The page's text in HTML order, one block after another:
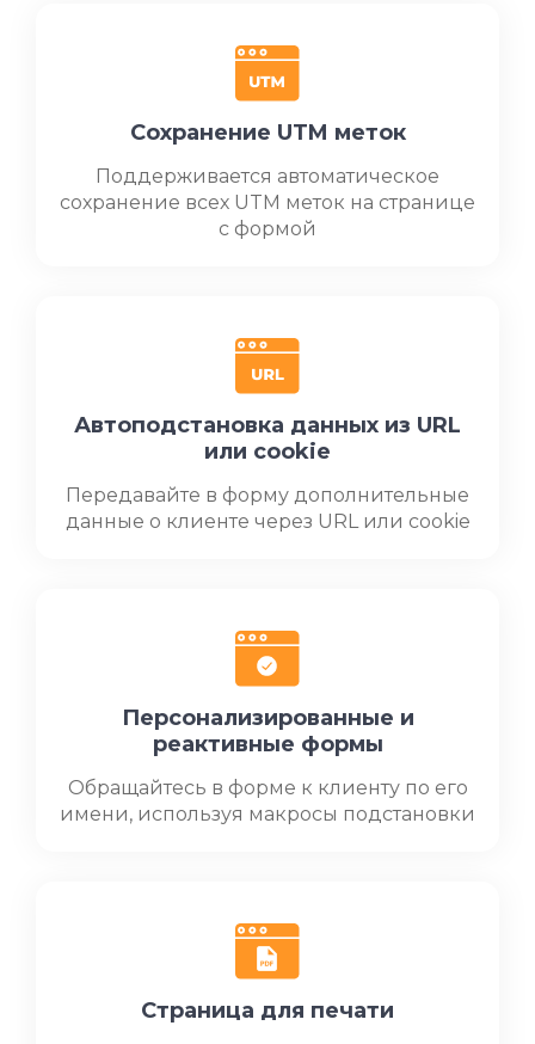
Сохранение UTM меток
Поддерживается автоматическое
сохранение всех UTM меток на странице
с формой
Автоподстановка данных из URL
или cookie
Передавайте в форму дополнительные
данные о клиенте через URL или cookie
Персонализированные и
реактивные формы
Обращайтесь в форме к клиенту по его
имени, используя макросы подстановки
Страница для печати